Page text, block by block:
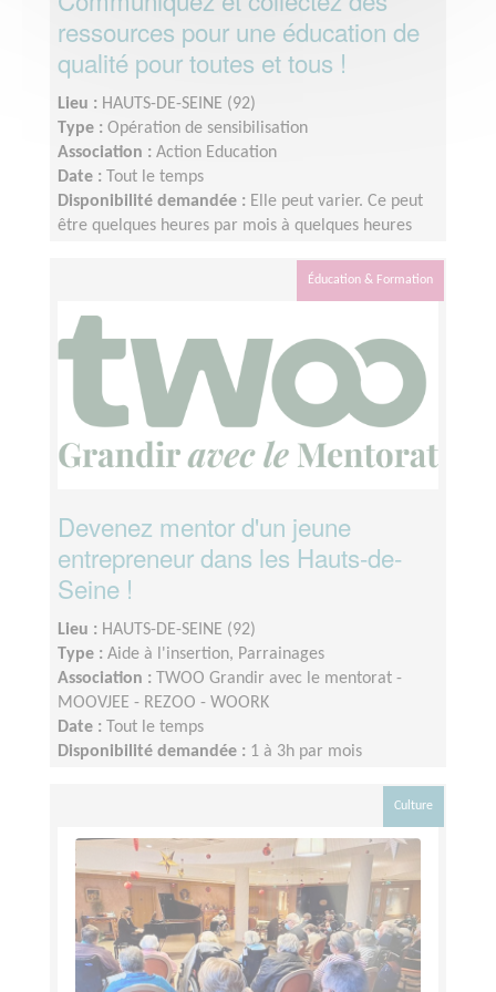
ressources pour une éducation de
qualité pour toutes et tous !
Lieu : HAUTS-DE-SEINE (92)
Type : Opération de sensibilisation
Association : Action Education
Date :
Tout le temps
Disponibilité demandée : Elle peut varier. Ce peut
être quelques heures par mois à quelques heures
Éducation & Formation
Devenez mentor d'un jeune
entrepreneur dans les Hauts-de-
Seine !
Lieu : HAUTS-DE-SEINE (92)
Type : Aide à l'insertion, Parrainages
Association :
TWOO Grandir avec le mentorat -
MOOVJEE - REZOO - WOORK
Date :
Tout le temps
Disponibilité demandée : 1 à 3h par mois
Culture